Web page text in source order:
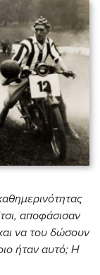
αποφάσισαν
να του δώσουν
ήταν αυτό; Η